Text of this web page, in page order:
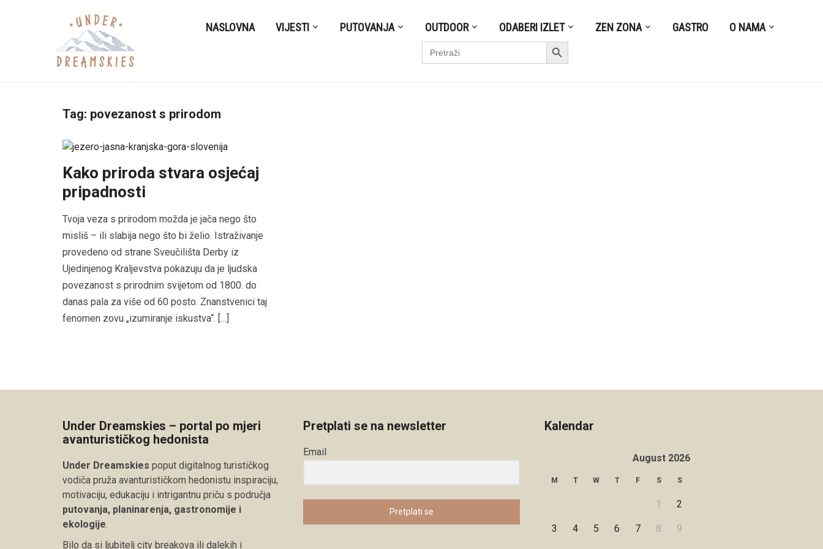
NASLOVNA VIJESTI PUTOVANJA OUTDOOR ODABERI IZLET ZEN ZONA GASTRO O NAMA
Search
for:
Search Button
Tag: povezanost s prirodom
Kako priroda stvara osjećaj
pripadnosti
Tvoja veza s prirodom možda je jača nego što
misliš – ili slabija nego što bi želio. Istraživanje
provedeno od strane Sveučilišta Derby iz
Ujedinjenog Kraljevstva pokazuju da je ljudska
povezanost s prirodnim svijetom od 1800. do
danas pala za više od 60 posto. Znanstvenici taj
fenomen zovu „izumiranje iskustva“. […]
Under Dreamskies – portal po mjeri
avanturističkog hedonista
Under Dreamskies poput digitalnog turističkog
vodiča pruža avanturističkom hedonistu inspiraciju,
motivaciju, edukaciju i intrigantnu priču s područja
putovanja, planinarenja, gastronomije i
ekologije.
Bilo da si ljubitelj city breakova ili dalekih i
Pretplati se na newsletter
Email
Pretplati se
Kalendar
August 2026
M T W T F S S
1 2
3 4 5 6 7 8 9